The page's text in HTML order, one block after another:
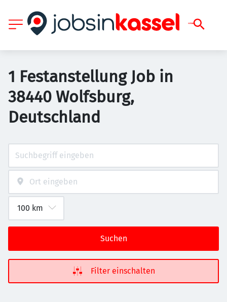
1 Festanstellung Job in
38440 Wolfsburg,
Deutschland
Suchen
Filter einschalten